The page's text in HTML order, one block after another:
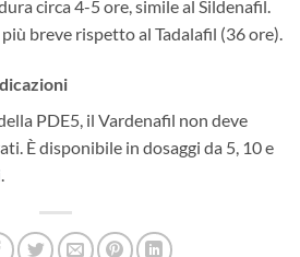
circa 4-5 ore, simile al Sildenafil.
breve rispetto al Tadalafil (36 ore).
PDE5, il Vardenafil non deve
È disponibile in dosaggi da 5, 10 e
.